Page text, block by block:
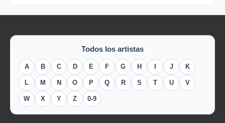
Todos los artistas
A B C D E F G H I J K
L M N O P Q R S T U V
W X Y Z 0-9